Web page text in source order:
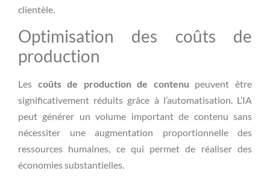
clientèle.
Optimisation des coûts de
production
Les coûts de production de contenu peuvent être
significativement réduits grâce à l’automatisation. L’IA
peut générer un volume important de contenu sans
nécessiter une augmentation proportionnelle des
ressources humaines, ce qui permet de réaliser des
économies substantielles.